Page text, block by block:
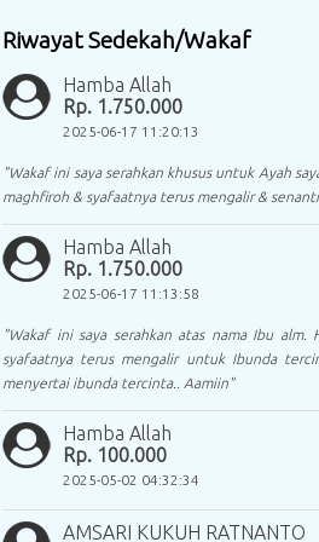
Riwayat Sedekah/Wakaf
Hamba Allah
Rp. 1.750.000
2025-06-17 11:20:13
"Wakaf ini saya serahkan khusus untuk Ayah
maghfiroh & syafaatnya terus mengalir &
Hamba Allah
Rp. 1.750.000
2025-06-17 11:13:58
"Wakaf ini saya serahkan atas nama Ibu alm.
syafaatnya terus mengalir untuk Ibunda
menyertai ibunda tercinta.. Aamiin"
Hamba Allah
Rp. 100.000
2025-05-02 04:32:34
AMSARI KUKUH RATNANTO